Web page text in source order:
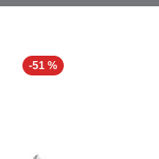
-51 %